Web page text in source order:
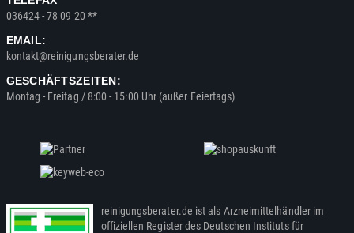
036424 - 78 09 20 **
EMAIL:
kontakt@reinigungsberater.de
GESCHÄFTSZEITEN:
Montag - Freitag / 8:00 - 15:00 Uhr (außer Feiertags)
reinigungsberater.de ist als Arzneimittelhändler im
offiziellen Register des Deutschen Instituts für